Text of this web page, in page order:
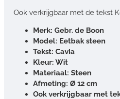
Ook verkrijgbaar met de tekst
Merk: Gebr. de Boon
Model: Eetbak steen
Tekst: Cavia
Kleur: Wit
Materiaal: Steen
Afmeting: Ø 12 cm
Ook verkrijgbaar met